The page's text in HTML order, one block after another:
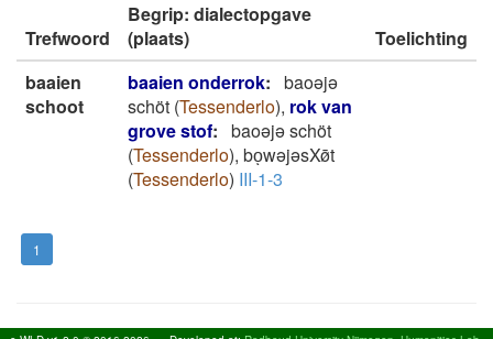
Trefwoord
Begrip: dialectopgave
(plaats)
Toelichting
baaien
schoot
baaien onderrok: baoəjə
schöt (Tessenderlo), rok van
grove stof: baoəjə schöt
(Tessenderlo), boͅwəjəsXø̄t
(Tessenderlo) III-1-3
1